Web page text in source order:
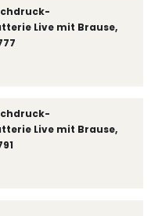
Live mit Brause,
Live mit Brause,